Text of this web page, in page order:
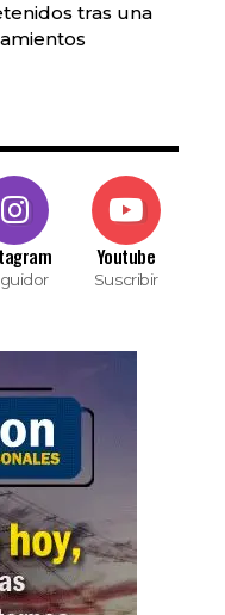
tras una
Youtube
Suscribir